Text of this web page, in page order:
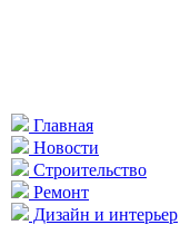
Главная
Новости
Строительство
Ремонт
Дизайн и интерьер